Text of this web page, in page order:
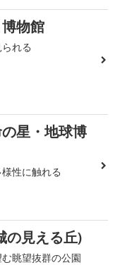
物館
れる
星・地球博
性に触れる
の見える丘)
眺望抜群の公園